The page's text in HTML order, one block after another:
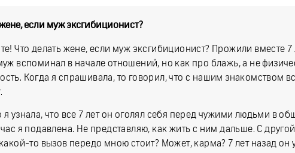
если муж эксгибиционист?
Что делать жене, если муж эксгибиционист? Прожили вместе 7
вспоминал в начале отношений, но как про блажь, а не
Когда я спрашивала, то говорил, что с нашим знакомством
узнала, что все 7 лет он оголял себя перед чужими людьми в
я подавлена. Не представляю, как жить с ним дальше. С
то вызов передо мною стоит? Может, карма? 7 лет назад он